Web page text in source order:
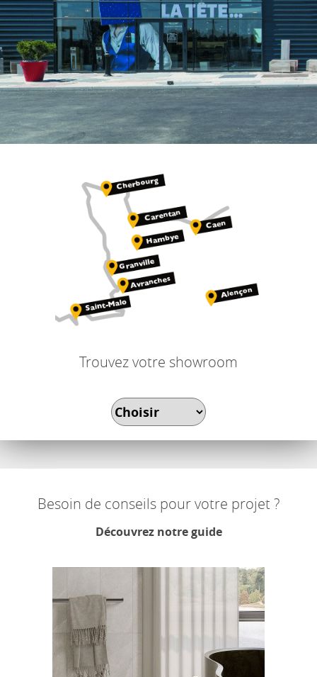
Trouvez votre showroom
Besoin de conseils pour votre projet ?
Découvrez notre guide